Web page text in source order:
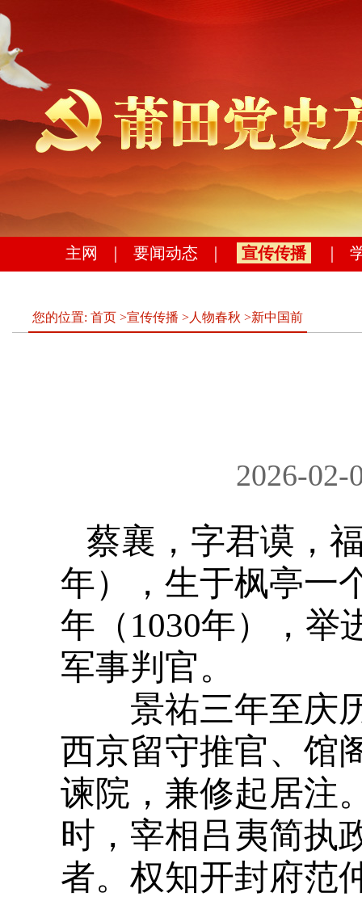
主网 要闻动态 宣传传播
您的位置: 首页 >宣传传播 >人物春秋 >新中国前
2026-02-
蔡襄，字君谟，
年），生于枫亭一
年（1030年），举
军事判官。
景祐三年至庆历
西京留守推官、馆
谏院，兼修起居注
时，宰相吕夷简执
者。权知开封府范